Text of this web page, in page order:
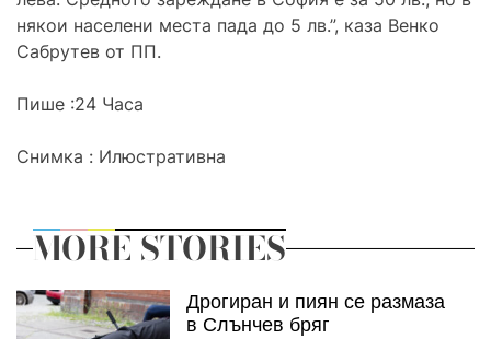
някои населени места пада до 5 лв.”, каза Венко
Сабрутев от ПП.
Пише :24 Часа
Снимка : Илюстративна
MORE STORIES
Дрогиран и пиян се размаза
в Слънчев бряг